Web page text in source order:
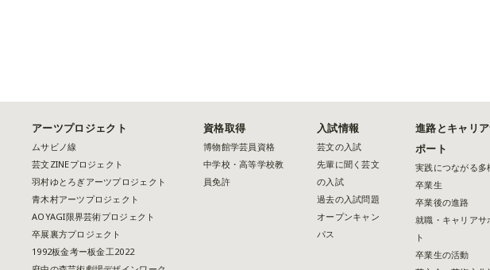
アーツプロジェクト
ムサビノ線
芸文ZINEプロジェクト
羽村ゆとろぎアーツプロジェクト
青木村アーツプロジェクト
AOYAGI限界芸術プロジェクト
卒展裏方プロジェクト
1992板金考ー板金工2022
資格取得
博物館学芸員資格
中学校・高等学校教
員免許
入試情報
芸文の入試
先輩に聞く芸文
の入試
過去の入試問題
オープンキャン
パス
進路とキャリ
ポート
実践につながる多
卒業生
卒業後の進路
就職・キャリアサ
ト
卒業生の活動